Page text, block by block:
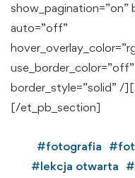
show_pagination=”on”
auto=”off”
border_style=”solid”
[/et_pb_section]
#fotografia #
#lekcja otwarta #